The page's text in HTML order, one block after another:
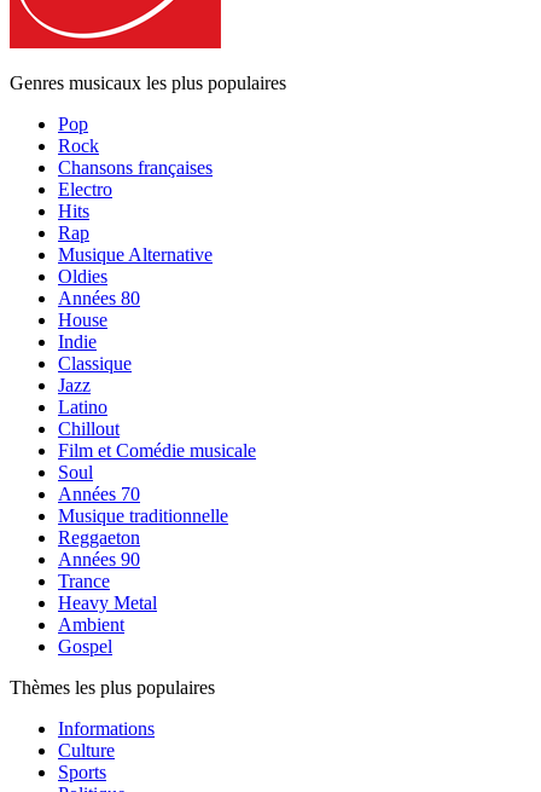
Genres musicaux les plus populaires
Pop
Rock
Chansons françaises
Electro
Hits
Rap
Musique Alternative
Oldies
Années 80
House
Indie
Classique
Jazz
Latino
Chillout
Film et Comédie musicale
Soul
Années 70
Musique traditionnelle
Reggaeton
Années 90
Trance
Heavy Metal
Ambient
Gospel
Thèmes les plus populaires
Informations
Culture
Sports